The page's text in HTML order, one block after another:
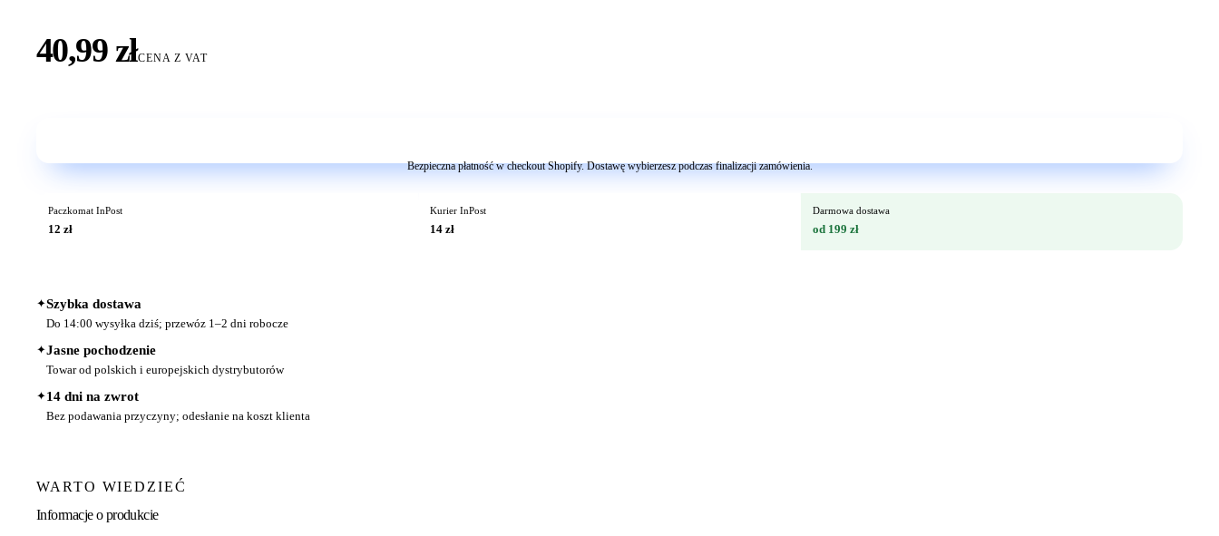
40,99 złCENA Z VAT
Bezpieczna płatność w checkout Shopify. Dostawę wybierzesz podczas finalizacji zamówienia.
Paczkomat InPost
12 zł
Kurier InPost
14 zł
Darmowa dostawa
od 199 zł
✦Szybka dostawa
Do 14:00 wysyłka dziś; przewóz 1–2 dni robocze
✦Jasne pochodzenie
Towar od polskich i europejskich dystrybutorów
✦14 dni na zwrot
Bez podawania przyczyny; odesłanie na koszt klienta
WARTO WIEDZIEĆ
Informacje o produkcie